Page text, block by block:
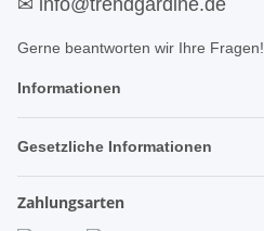
Gerne beantworten wir Ihre Fragen!
Informationen
Gesetzliche Informationen
Zahlungsarten